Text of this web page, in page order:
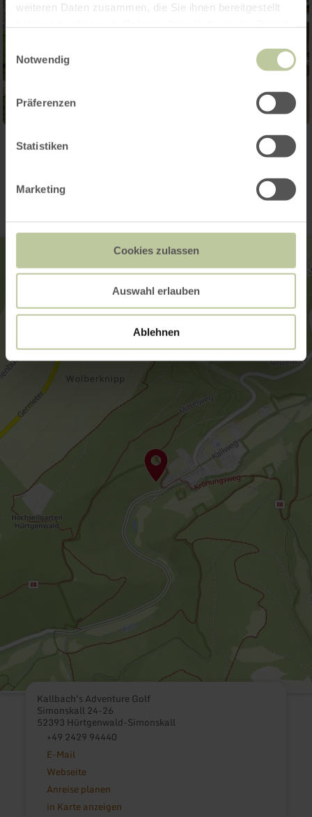
weiteren Daten zusammen, die Sie ihnen bereitgestellt
Notwendig
Präferenzen
Statistiken
Marketing
Cookies zulassen
Auswahl erlauben
Ablehnen
Kontakt
Kallbach's Adventure Golf
Simonskall 24-26
52393 Hürtgenwald-Simonskall
+49 2429 94440
E-Mail
Webseite
Anreise planen
in Karte anzeigen